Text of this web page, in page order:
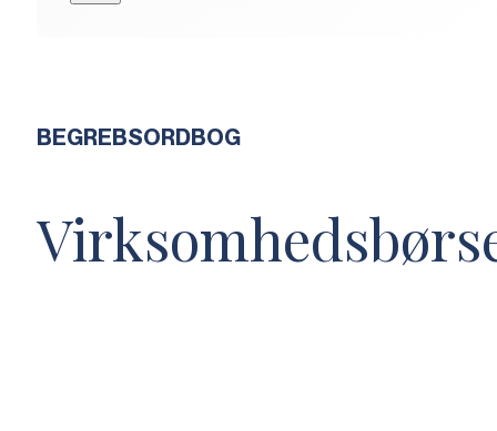
BEGREBSORDBOG